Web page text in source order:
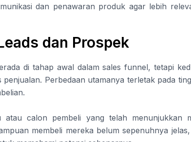
dan penawaran produk agar lebih
dan Prospek
di tahap awal dalam sales funnel, tetapi
penjualan. Perbedaan utamanya terletak pada
atau calon pembeli yang telah menunjukkan
membeli mereka belum sepenuhnya